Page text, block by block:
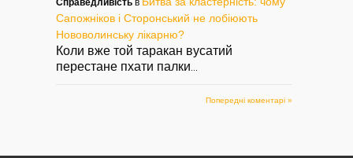
Справедливість в
Сапожніков і Сторонський не лобіюють
Нововолинську лікарню?
Коли вже той таракан вусатий
перестане пхати палки
Попередні коментарі »